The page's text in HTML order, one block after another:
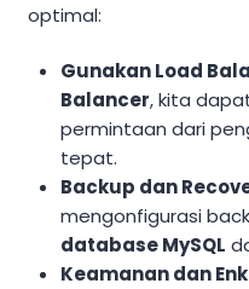
optimal:
Gunakan Load
Balancer, kita
permintaan dari
tepat.
Backup dan
mengonfigurasi
database MySQL
Keamanan dan